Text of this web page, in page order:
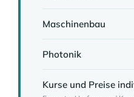
Maschinenbau
Photonik
Kurse und Preise